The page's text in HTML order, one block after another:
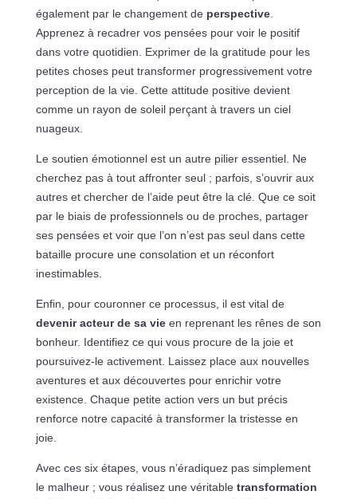
également par le changement de perspective.
Apprenez à recadrer vos pensées pour voir le positif
dans votre quotidien. Exprimer de la gratitude pour les
petites choses peut transformer progressivement votre
perception de la vie. Cette attitude positive devient
comme un rayon de soleil perçant à travers un ciel
nuageux.
Le soutien émotionnel est un autre pilier essentiel. Ne
cherchez pas à tout affronter seul ; parfois, s’ouvrir aux
autres et chercher de l’aide peut être la clé. Que ce soit
par le biais de professionnels ou de proches, partager
ses pensées et voir que l’on n’est pas seul dans cette
bataille procure une consolation et un réconfort
inestimables.
Enfin, pour couronner ce processus, il est vital de
devenir acteur de sa vieen reprenant les rênes de son
bonheur. Identifiez ce qui vous procure de la joie et
poursuivez-le activement. Laissez place aux nouvelles
aventures et aux découvertes pour enrichir votre
existence. Chaque petite action vers un but précis
renforce notre capacité à transformer la tristesse en
joie.
Avec ces six étapes, vous n’éradiquez pas simplement
le malheur ; vous réalisez une véritable transformation